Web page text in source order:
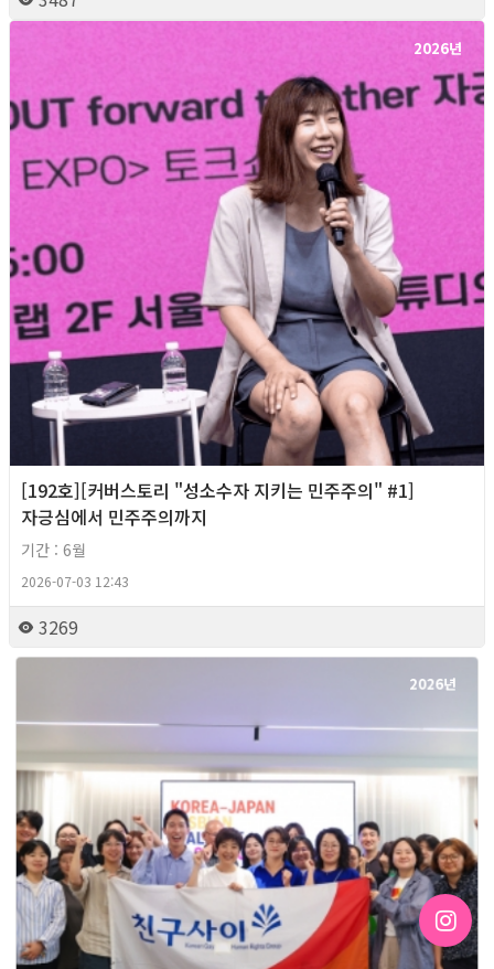
2026년
[192호][커버스토리 "성소수자 지키는 민주주의" #1]
자긍심에서 민주주의까지
기간 : 6월
2026-07-03 12:43
3269
2026년